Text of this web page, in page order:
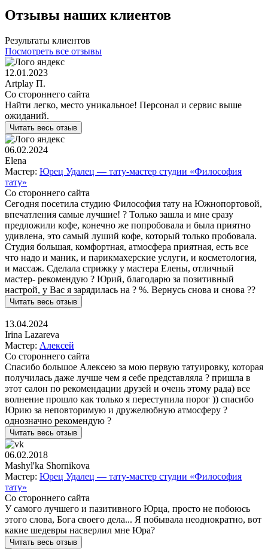
Отзывы наших клиентов
Результаты клиентов
Посмотреть все отзывы
12.01.2023
Artplay П.
Со стороннего сайта
Найти легко, место уникальное! Персонал и сервис выше
ожиданий.
Читать весь отзыв
06.02.2024
Elena
Мастер: Юрец Удалец — тату-мастер студии «Философия
тату»
Со стороннего сайта
Сегодня посетила студию Философия тату на Южнопортовой,
впечатления самые лучшие! ? Только зашла и мне сразу
предложили кофе, конечно же попробовала и была приятно
удивлена, это самый луший кофе, который только пробовала.
Студия большая, комфортная, атмосфера приятная, есть все
что надо и маник, и парикмахерские услуги, и косметология,
и массаж. Сделала стрижку у мастера Елены, отличный
мастер- рекомендую ? Юрий, благодарю за позитивный
настрой, у Вас я зарядилась на ? %. Вернусь снова и снова ??
Читать весь отзыв
13.04.2024
Irina Lazareva
Мастер: Алексей
Со стороннего сайта
Спасибо большое Алексею за мою первую татуировку, которая
получилась даже лучше чем я себе представляла ? пришла в
этот салон по рекомендации друзей и очень этому рада) все
волнение прошло как только я переступила порог )) спасибо
Юрию за неповторимую и дружелюбную атмосферу ?
однозначно рекомендую ?
Читать весь отзыв
06.02.2018
Mashyl'ka Shornikova
Мастер: Юрец Удалец — тату-мастер студии «Философия
тату»
Со стороннего сайта
У самого лучшего и пазитивного Юрца, просто не побоюсь
этого слова, Бога своего дела... Я побывала неоднократно, вот
какие шедевры насверлил мне Юра?
Читать весь отзыв